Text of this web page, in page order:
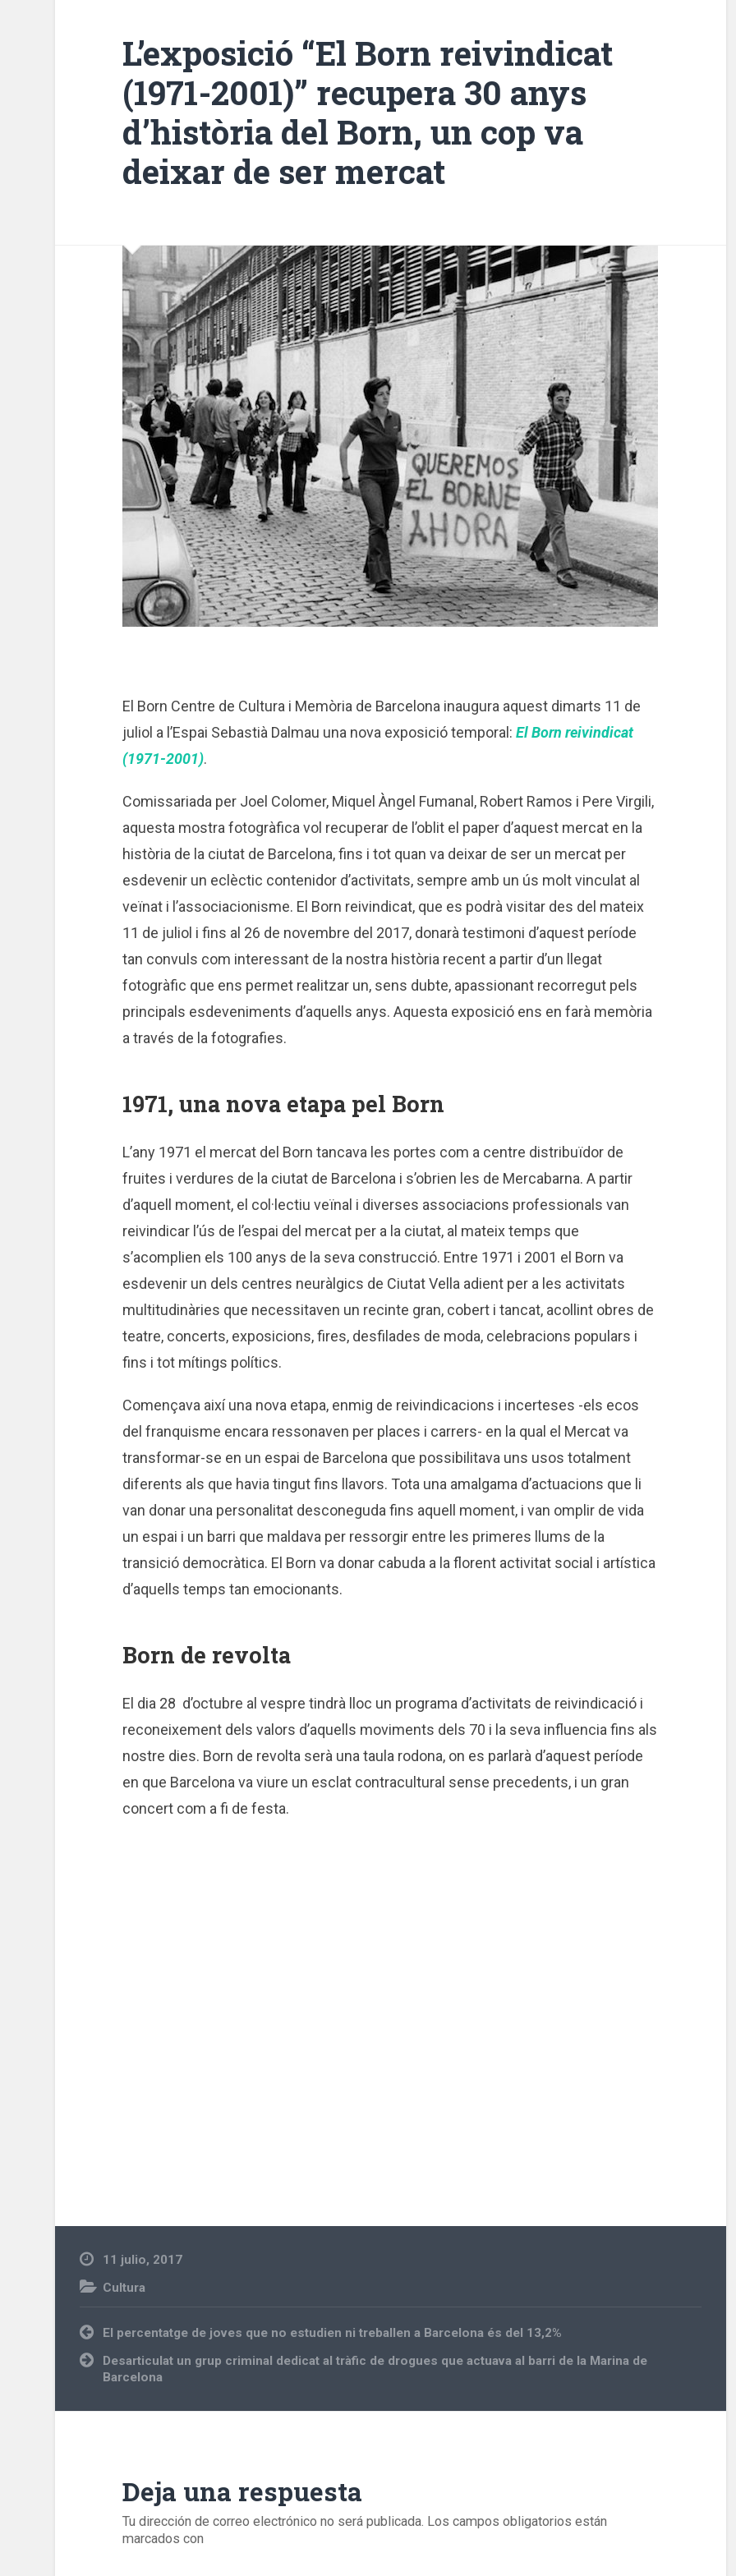
L’exposició “El Born reivindicat
(1971-2001)” recupera 30 anys
d’història del Born, un cop va
deixar de ser mercat
El Born Centre de Cultura i Memòria de Barcelona inaugura aquest dimarts 11 de
juliol a l’Espai Sebastià Dalmau una nova exposició temporal: El Born reivindicat
(1971-2001).
Comissariada per Joel Colomer, Miquel Àngel Fumanal, Robert Ramos i Pere Virgili,
aquesta mostra fotogràfica vol recuperar de l’oblit el paper d’aquest mercat en la
història de la ciutat de Barcelona, fins i tot quan va deixar de ser un mercat per
esdevenir un eclèctic contenidor d’activitats, sempre amb un ús molt vinculat al
veïnat i l’associacionisme. El Born reivindicat, que es podrà visitar des del mateix
11 de juliol i fins al 26 de novembre del 2017, donarà testimoni d’aquest període
tan convuls com interessant de la nostra història recent a partir d’un llegat
fotogràfic que ens permet realitzar un, sens dubte, apassionant recorregut pels
principals esdeveniments d’aquells anys. Aquesta exposició ens en farà memòria
a través de la fotografies.
1971, una nova etapa pel Born
L’any 1971 el mercat del Born tancava les portes com a centre distribuïdor de
fruites i verdures de la ciutat de Barcelona i s’obrien les de Mercabarna. A partir
d’aquell moment, el col·lectiu veïnal i diverses associacions professionals van
reivindicar l’ús de l’espai del mercat per a la ciutat, al mateix temps que
s’acomplien els 100 anys de la seva construcció. Entre 1971 i 2001 el Born va
esdevenir un dels centres neuràlgics de Ciutat Vella adient per a les activitats
multitudinàries que necessitaven un recinte gran, cobert i tancat, acollint obres de
teatre, concerts, exposicions, fires, desfilades de moda, celebracions populars i
fins i tot mítings polítics.
Començava així una nova etapa, enmig de reivindicacions i incerteses -els ecos
del franquisme encara ressonaven per places i carrers- en la qual el Mercat va
transformar-se en un espai de Barcelona que possibilitava uns usos totalment
diferents als que havia tingut fins llavors. Tota una amalgama d’actuacions que li
van donar una personalitat desconeguda fins aquell moment, i van omplir de vida
un espai i un barri que maldava per ressorgir entre les primeres llums de la
transició democràtica. El Born va donar cabuda a la florent activitat social i artística
d’aquells temps tan emocionants.
Born de revolta
El dia 28 d’octubre al vespre tindrà lloc un programa d’activitats de reivindicació i
reconeixement dels valors d’aquells moviments dels 70 i la seva influencia fins als
nostre dies. Born de revolta serà una taula rodona, on es parlarà d’aquest període
en que Barcelona va viure un esclat contracultural sense precedents, i un gran
concert com a fi de festa.
11 julio, 2017
Cultura
Navegación
de
entradas
El percentatge de joves que no estudien ni treballen a Barcelona és del 13,2%
Desarticulat un grup criminal dedicat al tràfic de drogues que actuava al barri de la Marina de
Barcelona
Deja una respuesta
Tu dirección de correo electrónico no será publicada. Los campos obligatorios están
marcados con